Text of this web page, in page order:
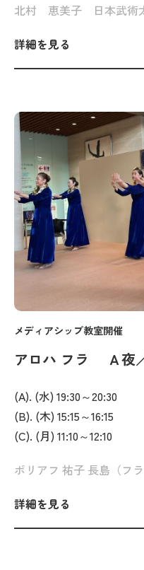
北村 恵美子 日本武術
詳細を見る
メディアシップ教室開催
アロハ フラ Ａ夜
(A). (水) 19:30～20:30
(B). (木) 15:15～16:15
(C). (月) 11:10～12:10
ポリアフ 祐子 長島（フ
詳細を見る